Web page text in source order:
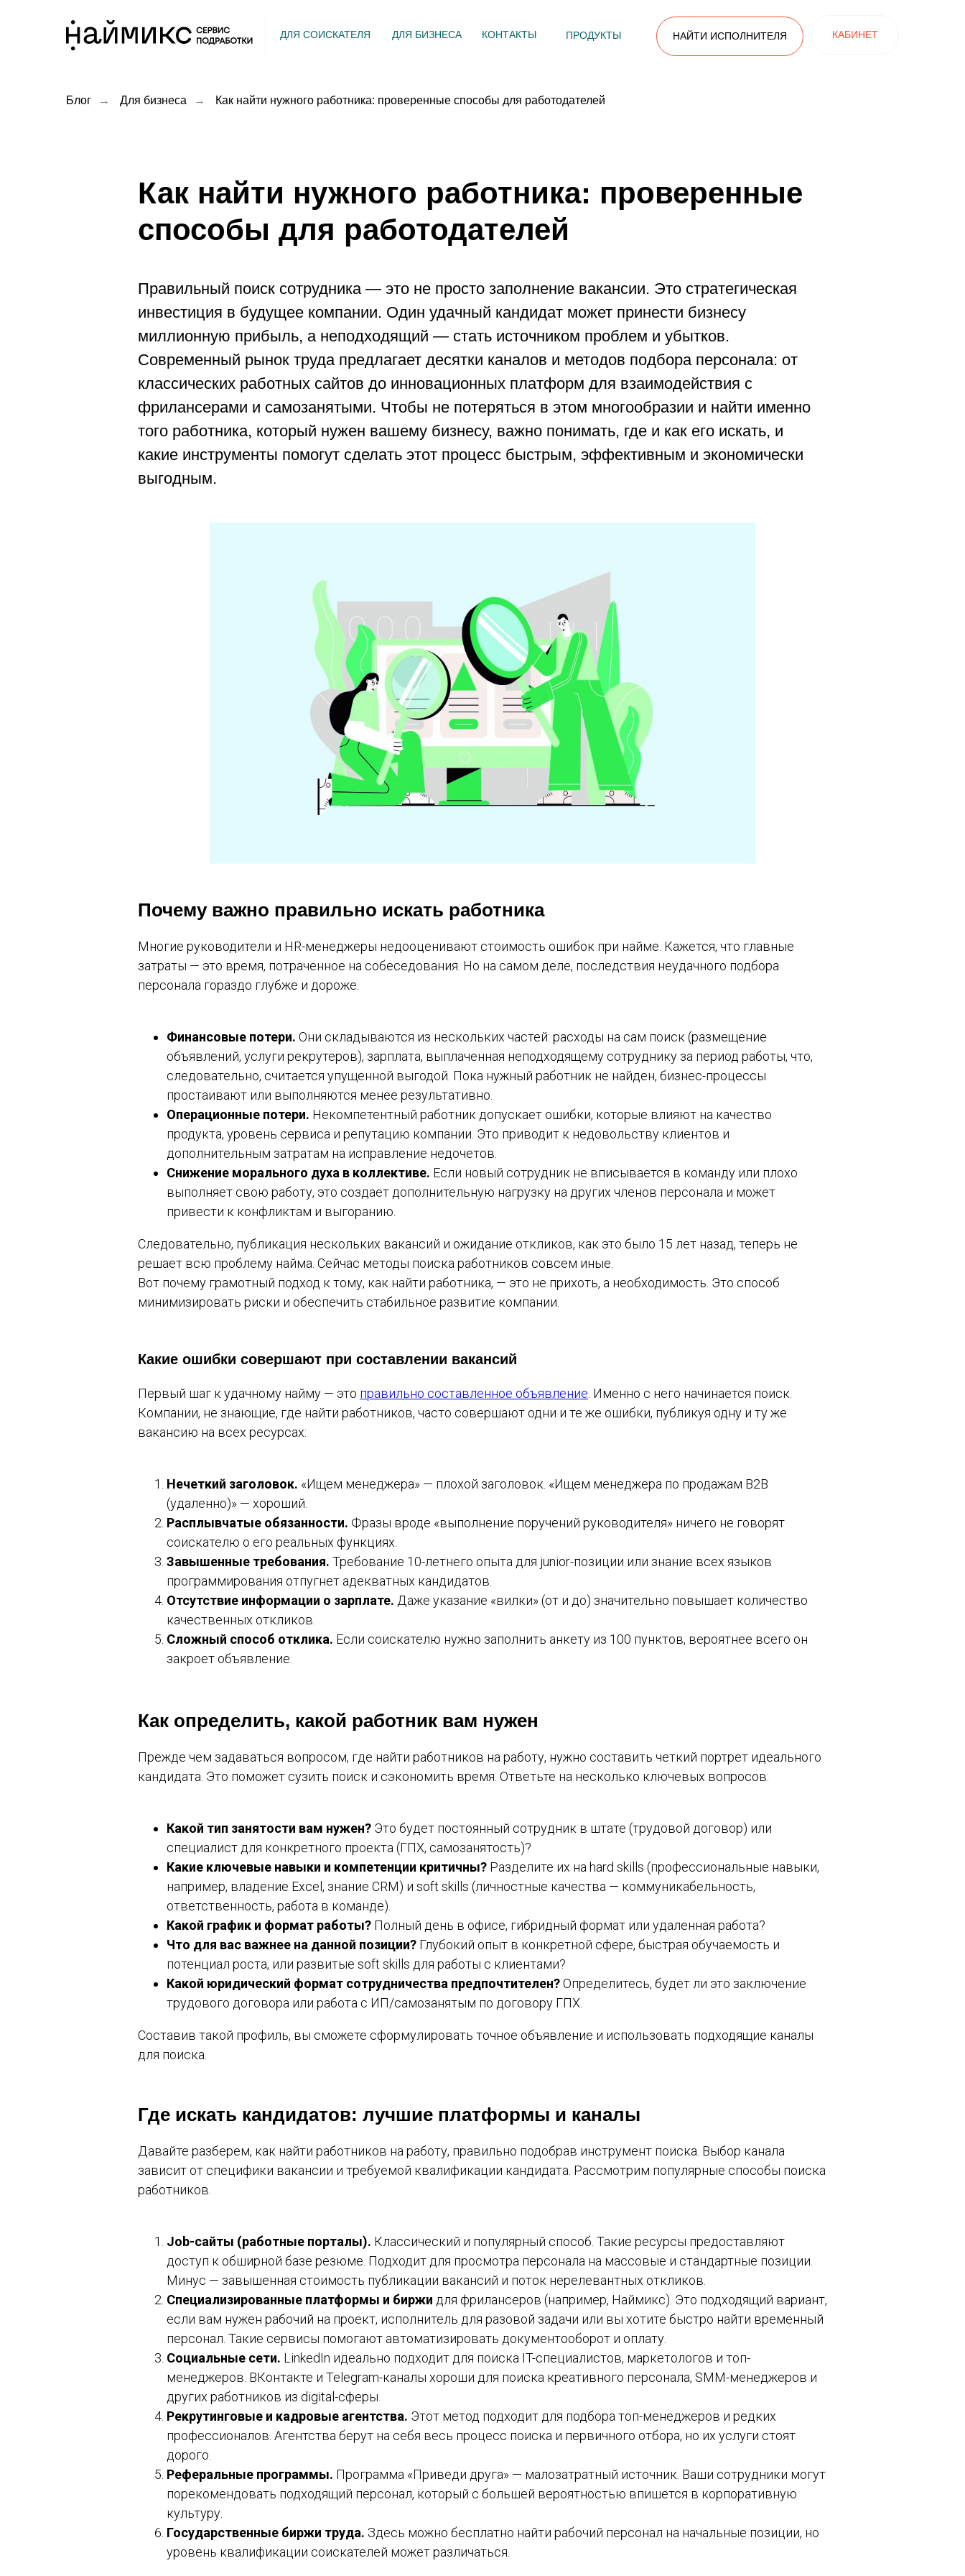
КАБИНЕТ
ДЛЯ СОИСКАТЕЛЯ ДЛЯ БИЗНЕСА КОНТАКТЫ НАЙТИ ИСПОЛНИТЕЛЯ
ПРОДУКТЫ
Блог → Для бизнеса → Как найти нужного работника: проверенные способы для работодателей
Как найти нужного работника: проверенные
способы для работодателей
Правильный поиск сотрудника — это не просто заполнение вакансии. Это стратегическая
инвестиция в будущее компании. Один удачный кандидат может принести бизнесу
миллионную прибыль, а неподходящий — стать источником проблем и убытков.
Современный рынок труда предлагает десятки каналов и методов подбора персонала: от
классических работных сайтов до инновационных платформ для взаимодействия с
фрилансерами и самозанятыми. Чтобы не потеряться в этом многообразии и найти именно
того работника, который нужен вашему бизнесу, важно понимать, где и как его искать, и
какие инструменты помогут сделать этот процесс быстрым, эффективным и экономически
выгодным.
Почему важно правильно искать работника
Многие руководители и HR-менеджеры недооценивают стоимость ошибок при найме. Кажется, что главные
затраты — это время, потраченное на собеседования. Но на самом деле, последствия неудачного подбора
персонала гораздо глубже и дороже.
Финансовые потери. Они складываются из нескольких частей: расходы на сам поиск (размещение
объявлений, услуги рекрутеров), зарплата, выплаченная неподходящему сотруднику за период работы, что,
следовательно, считается упущенной выгодой. Пока нужный работник не найден, бизнес-процессы
простаивают или выполняются менее результативно.
Операционные потери. Некомпетентный работник допускает ошибки, которые влияют на качество
продукта, уровень сервиса и репутацию компании. Это приводит к недовольству клиентов и
дополнительным затратам на исправление недочетов.
Снижение морального духа в коллективе. Если новый сотрудник не вписывается в команду или плохо
выполняет свою работу, это создает дополнительную нагрузку на других членов персонала и может
привести к конфликтам и выгоранию.
Следовательно, публикация нескольких вакансий и ожидание откликов, как это было 15 лет назад, теперь не
решает всю проблему найма. Сейчас методы поиска работников совсем иные.
Вот почему грамотный подход к тому, как найти работника, — это не прихоть, а необходимость. Это способ
минимизировать риски и обеспечить стабильное развитие компании.
Какие ошибки совершают при составлении вакансий
Первый шаг к удачному найму — это правильно составленное объявление. Именно с него начинается поиск.
Компании, не знающие, где найти работников, часто совершают одни и те же ошибки, публикуя одну и ту же
вакансию на всех ресурсах:
Нечеткий заголовок. «Ищем менеджера» — плохой заголовок. «Ищем менеджера по продажам B2B
(удаленно)» — хороший.
Расплывчатые обязанности. Фразы вроде «выполнение поручений руководителя» ничего не говорят
соискателю о его реальных функциях.
Завышенные требования. Требование 10-летнего опыта для junior-позиции или знание всех языков
программирования отпугнет адекватных кандидатов.
Отсутствие информации о зарплате. Даже указание «вилки» (от и до) значительно повышает количество
качественных откликов.
Сложный способ отклика. Если соискателю нужно заполнить анкету из 100 пунктов, вероятнее всего он
закроет объявление.
Как определить, какой работник вам нужен
Прежде чем задаваться вопросом, где найти работников на работу, нужно составить четкий портрет идеального
кандидата. Это поможет сузить поиск и сэкономить время. Ответьте на несколько ключевых вопросов:
Какой тип занятости вам нужен? Это будет постоянный сотрудник в штате (трудовой договор) или
специалист для конкретного проекта (ГПХ, самозанятость)?
Какие ключевые навыки и компетенции критичны? Разделите их на hard skills (профессиональные навыки,
например, владение Excel, знание CRM) и soft skills (личностные качества — коммуникабельность,
ответственность, работа в команде).
Какой график и формат работы? Полный день в офисе, гибридный формат или удаленная работа?
Что для вас важнее на данной позиции? Глубокий опыт в конкретной сфере, быстрая обучаемость и
потенциал роста, или развитые soft skills для работы с клиентами?
Какой юридический формат сотрудничества предпочтителен?Определитесь, будет ли это заключение
трудового договора или работа с ИП/самозанятым по договору ГПХ.
Составив такой профиль, вы сможете сформулировать точное объявление и использовать подходящие каналы
для поиска.
Где искать кандидатов: лучшие платформы и каналы
Давайте разберем, как найти работников на работу, правильно подобрав инструмент поиска. Выбор канала
зависит от специфики вакансии и требуемой квалификации кандидата. Рассмотрим популярные способы поиска
работников.
Job-сайты (работные порталы). Классический и популярный способ. Такие ресурсы предоставляют
доступ к обширной базе резюме. Подходит для просмотра персонала на массовые и стандартные позиции.
Минус — завышенная стоимость публикации вакансий и поток нерелевантных откликов.
Специализированные платформы и биржи для фрилансеров (например, Наймикс). Это подходящий вариант,
если вам нужен рабочий на проект, исполнитель для разовой задачи или вы хотите быстро найти временный
персонал. Такие сервисы помогают автоматизировать документооборот и оплату.
Социальные сети. LinkedIn идеально подходит для поиска IT-специалистов, маркетологов и топ-
менеджеров. ВКонтакте и Telegram-каналы хороши для поиска креативного персонала, SMM-менеджеров и
других работников из digital-сферы.
Рекрутинговые и кадровые агентства. Этот метод подходит для подбора топ-менеджеров и редких
профессионалов. Агентства берут на себя весь процесс поиска и первичного отбора, но их услуги стоят
дорого.
Реферальные программы. Программа «Приведи друга» — малозатратный источник. Ваши сотрудники могут
порекомендовать подходящий персонал, который с большей вероятностью впишется в корпоративную
культуру.
Государственные биржи труда. Здесь можно бесплатно найти рабочий персонал на начальные позиции, но
уровень квалификации соискателей может различаться.